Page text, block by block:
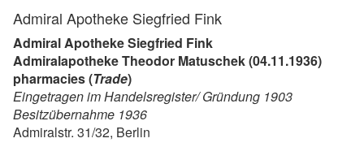
Admiral Apotheke Siegfried Fink
Admiral Apotheke Siegfried Fink
Admiralapotheke Theodor Matuschek (04.11.1936)
pharmacies (Trade)
Eingetragen im Handelsregister/ Gründung 1903
Besitzübernahme 1936
Admiralstr. 31/32, Berlin